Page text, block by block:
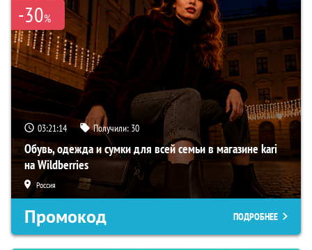
-30%
03:21:13 Получили: 30
Обувь, одежда и сумки для всей семьи в магазине kari
на Wildberries
Россия
Промокод ПОДРОБНЕЕ